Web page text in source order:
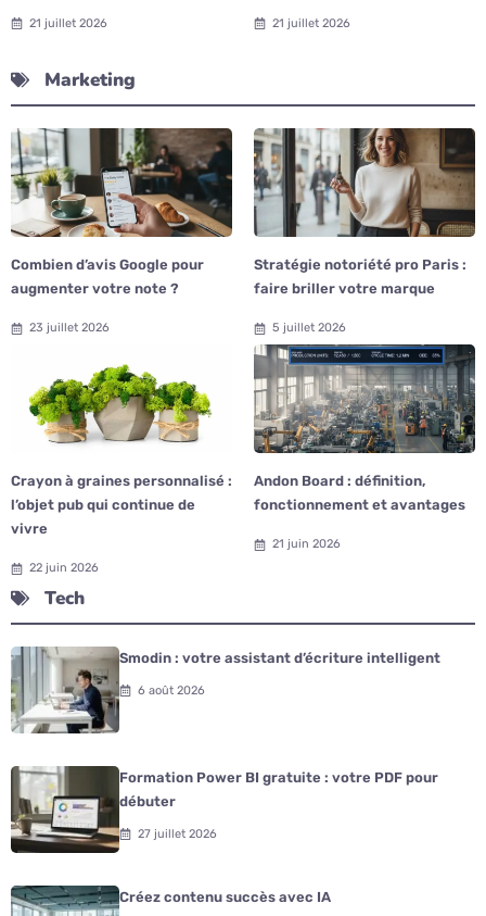
21 juillet 2026 21 juillet 2026
Marketing
Combien d’avis Google pour
augmenter votre note ?
23 juillet 2026
Stratégie notoriété pro Paris :
faire briller votre marque
5 juillet 2026
Crayon à graines personnalisé :
l’objet pub qui continue de
vivre
22 juin 2026
Andon Board : définition,
fonctionnement et avantages
21 juin 2026
Tech
Smodin : votre assistant d’écriture intelligent
6 août 2026
Formation Power BI gratuite : votre PDF pour
débuter
27 juillet 2026
Créez contenu succès avec IA